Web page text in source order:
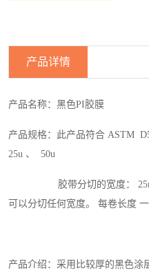
产品详情
产品名称：黑色PI胶膜
产品规格：此产品符合 ASTM
25u 、 50u
胶带分切的宽度： 25mm
可以分切任何宽度。 每卷长度 一
产品介绍：采用比较厚的黑色涂